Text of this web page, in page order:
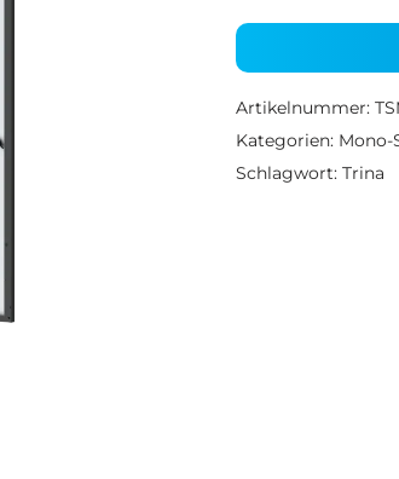
Artikelnummer:
Kategorien: Mono-
Schlagwort: Trina